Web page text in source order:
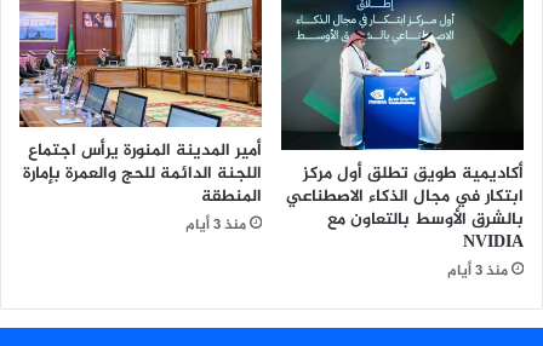
آ
ي
ا
ل
ي
و
ا
أكاديمية طويق تطلق أول مركز
ابتكار في مجال الذكاء الاصطناعي
بالشرق الأوسط بالتعاون مع
NVIDIA
منذ 3 أيام
أمير المدينة المنورة يرأس اجتماع
اللجنة الدائمة للحج والعمرة بإمارة
المنطقة
منذ 3 أيام